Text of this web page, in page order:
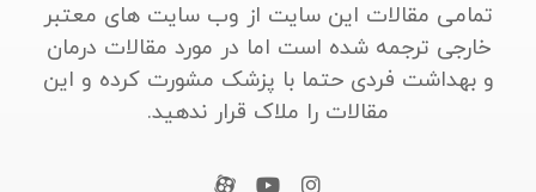
تمامی مقالات این سایت از وب سایت های معتبر
خارجی ترجمه شده است اما در مورد مقالات درمان
و بهداشت فردی حتما با پزشک مشورت کرده و این
مقالات را ملاک قرار ندهید.